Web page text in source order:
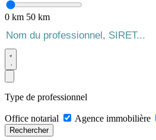
0 km 50 km
Type de professionnel
Office notarial Agence immobilière
Rechercher